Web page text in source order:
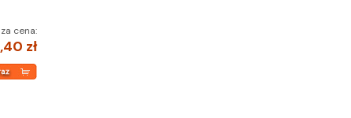
cena:
zł